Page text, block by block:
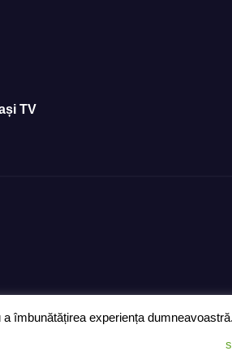
TV
îmbunătățirea experiența